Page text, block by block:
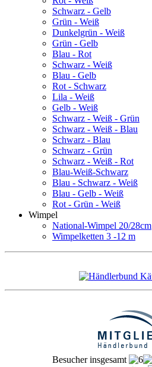
Schwarz - Gelb
Grün - Weiß
Dunkelgrün - Weiß
Grün - Gelb
Blau - Rot
Schwarz - Weiß
Blau - Gelb
Rot - Schwarz
Lila - Weiß
Gelb - Weiß
Schwarz - Weiß - Grün
Schwarz - Weiß - Blau
Schwarz - Blau
Schwarz - Grün
Schwarz - Weiß - Rot
Blau-Weiß-Schwarz
Blau - Schwarz - Weiß
Blau - Gelb - Weiß
Rot - Grün - Weiß
Wimpel
National-Wimpel 20/28cm
Wimpelketten 3 -12 m
Besucher insgesamt